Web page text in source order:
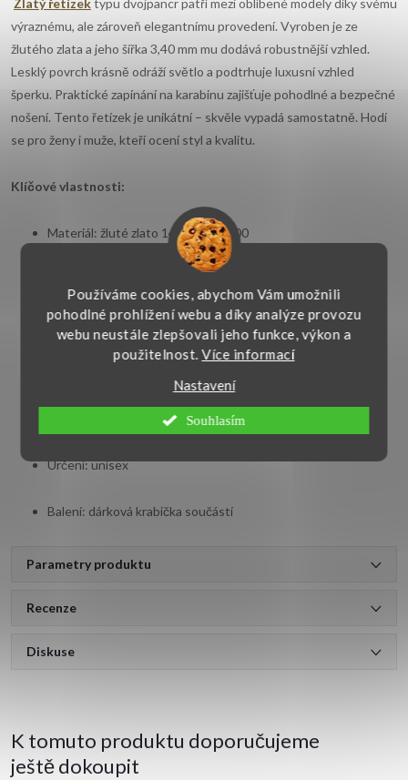
Používáme cookies, abychom Vám umožnili
pohodlné prohlížení webu a díky analýze provozu
webu neustále zlepšovali jeho funkce, výkon a
použitelnost.Více informací
Nastavení
Souhlasím
Zlatý řetízektypu dvojpancrpatří mezi oblíbené modely díky svému
výraznému, ale zároveň elegantnímu provedení. Vyroben je ze
žlutého zlata a jeho šířka 3,40 mm mu dodává robustnější vzhled.
Lesklý povrch krásně odráží světlo a podtrhuje luxusní vzhled
šperku. Praktické zapínání na karabinu zajišťuje pohodlné a bezpečné
nošení. Tento řetízek je unikátní – skvěle vypadá samostatně. Hodí
se pro ženy i muže, kteří ocení styl a kvalitu.
Klíčové vlastnosti:
Materiál: žluté zlato 14kt. 585/1000
Typ: Dvojpancr
Určení: unisex
Balení: dárková krabička součástí
Parametry produktu
Recenze
Diskuse
K tomuto produktu doporučujeme
ještě dokoupit